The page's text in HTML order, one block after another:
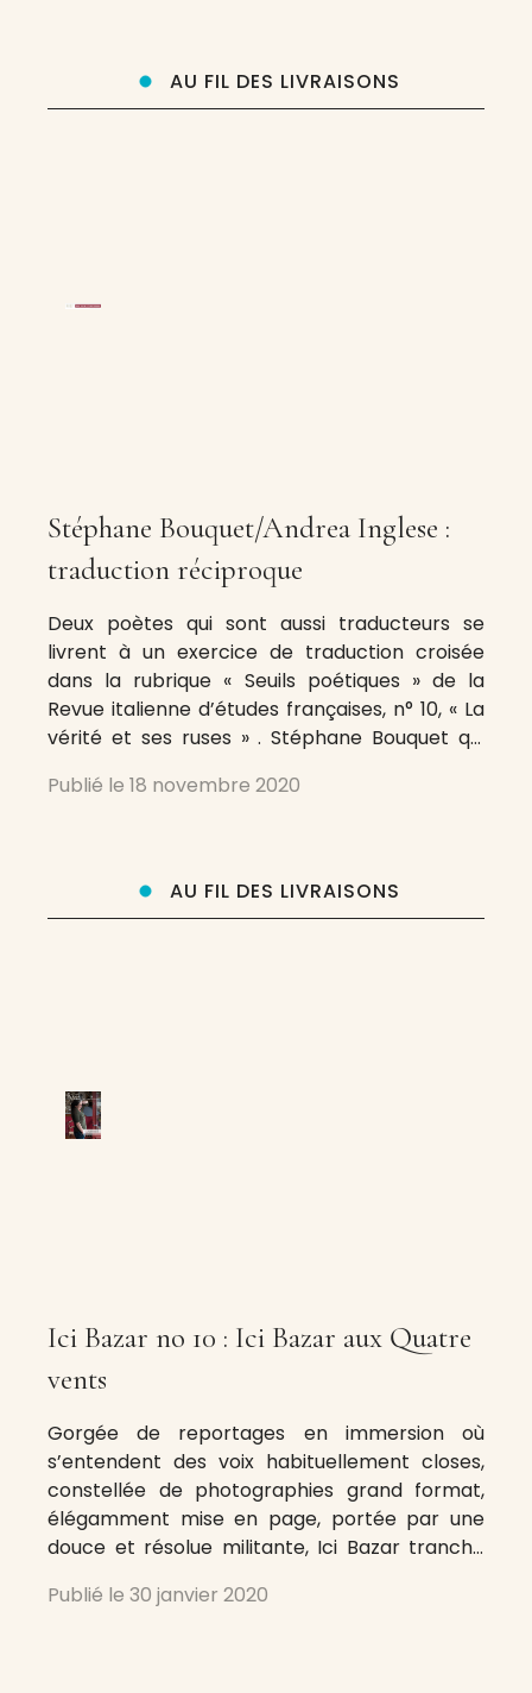
AU FIL DES LIVRAISONS
Stéphane Bouquet/Andrea Inglese :
traduction réciproque
Deux poètes qui sont aussi traducteurs se
livrent à un exercice de traduction croisée
dans la rubrique « Seuils poétiques » de la
Revue italienne d’études françaises, n° 10, « La
vérité et ses ruses » . Stéphane Bouquet qui
inédits de l’Italien Andrea Inglese et Andrea
Publié le 18 novembre 2020
AU FIL DES LIVRAISONS
Ici Bazar no 10 : Ici Bazar aux Quatre
vents
Gorgée de reportages en immersion où
s’entendent des voix habituellement closes,
constellée de photographies grand format,
élégamment mise en page, portée par une
douce et résolue militante, Ici Bazar tranche
Citron, publication dédiée au monde rural plus
Publié le 30 janvier 2020